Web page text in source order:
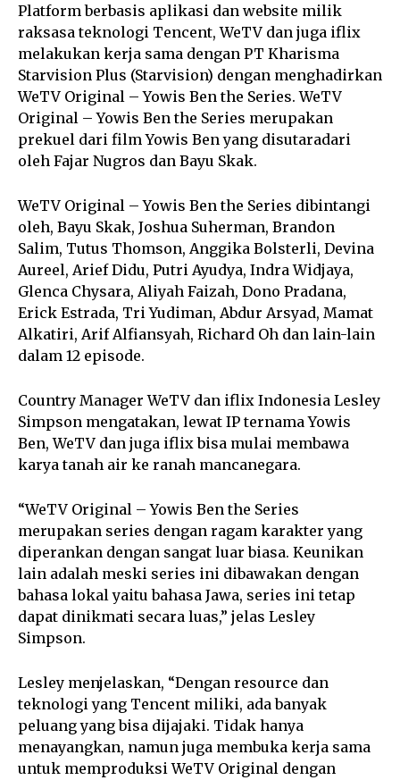
Platform berbasis aplikasi dan website milik
raksasa teknologi Tencent, WeTV dan juga iflix
melakukan kerja sama dengan PT Kharisma
Starvision Plus (Starvision) dengan menghadirkan
WeTV Original – Yowis Ben the Series. WeTV
Original – Yowis Ben the Series merupakan
prekuel dari film Yowis Ben yang disutaradari
oleh Fajar Nugros dan Bayu Skak.
WeTV Original – Yowis Ben the Series dibintangi
oleh, Bayu Skak, Joshua Suherman, Brandon
Salim, Tutus Thomson, Anggika Bolsterli, Devina
Aureel, Arief Didu, Putri Ayudya, Indra Widjaya,
Glenca Chysara, Aliyah Faizah, Dono Pradana,
Erick Estrada, Tri Yudiman, Abdur Arsyad, Mamat
Alkatiri, Arif Alfiansyah, Richard Oh dan lain-lain
dalam 12 episode.
Country Manager WeTV dan iflix Indonesia Lesley
Simpson mengatakan, lewat IP ternama Yowis
Ben, WeTV dan juga iflix bisa mulai membawa
karya tanah air ke ranah mancanegara.
“WeTV Original – Yowis Ben the Series
merupakan series dengan ragam karakter yang
diperankan dengan sangat luar biasa. Keunikan
lain adalah meski series ini dibawakan dengan
bahasa lokal yaitu bahasa Jawa, series ini tetap
dapat dinikmati secara luas,” jelas Lesley
Simpson.
Lesley menjelaskan, “Dengan resource dan
teknologi yang Tencent miliki, ada banyak
peluang yang bisa dijajaki. Tidak hanya
menayangkan, namun juga membuka kerja sama
untuk memproduksi WeTV Original dengan